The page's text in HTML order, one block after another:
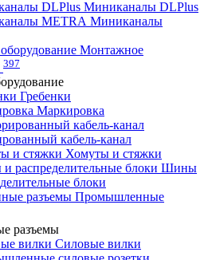
Миниканалы DLPlus
Миниканалы
Монтажное
397
Гребенки
Маркировка
кабель-канал
Хомуты и стяжки
Шины
блоки
Промышленные
разъемы
Силовые вилки